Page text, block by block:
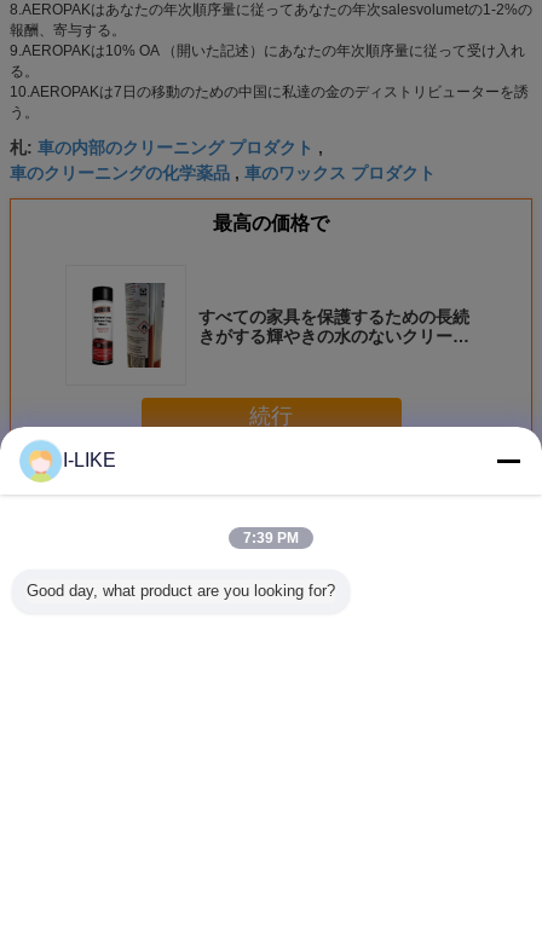
8.AEROPAKはあなたの年次順序量に従ってあなたの年次salesvolumetの1-2%の
報酬、寄与する。
9.AEROPAKは10% OA （開いた記述）にあなたの年次順序量に従って受け入れ
る。
10.AEROPAKは7日の移動のための中国に私達の金のディストリビューターを誘
う。
札: 車の内部のクリーニング プロダクト ,
車のクリーニングの化学薬品 , 車のワックス プロダクト
最高の価格で
すべての家具を保護するための長続
きがする輝やきの水のないクリーニ
続行
多くカーケア プロダクト
I-LIKE
7:39 PM
Good day, what product are you looking for?